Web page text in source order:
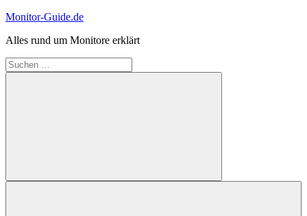
Zum
springen
Monitor-Guide.de
Alles rund um Monitore erklärt
Suchen
nach:
Suchen